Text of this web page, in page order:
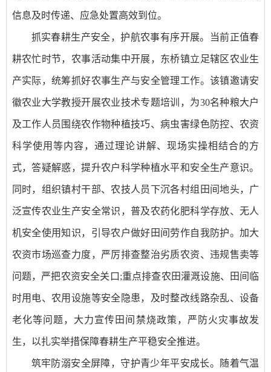
信息及时传递、应急处置高效到位。
抓实春耕生产安全，护航农事有序开展。当前正值春
耕农忙时节，农事活动集中开展，东桥镇立足辖区农业生
产实际，统筹抓好农事生产与安全管理工作。该镇邀请安
徽农业大学教授开展农业技术专题培训，为30名种粮大户
及工作人员围绕农作物种植技巧、病虫害绿色防控、农资
科学使用等内容，通过理论讲解、现场实操相结合的方
式，答疑解惑，提升农户科学种植水平和安全生产意识。
同时，组织镇村干部、农技人员下沉各村组田间地头，广
泛宣传农业生产安全常识，普及农药化肥科学存放、无人
机安全使用知识，引导农户做好田间劳作自我防护。加大
农资市场巡查力度，严厉排查整治劣质农资、违规售卖等
问题，严把农资安全关口;重点排查农田灌溉设施、田间临
时用电、农用设施等安全隐患，及时整改线路杂乱、设备
老化等问题，大力宣传田间禁烧政策，严防火灾事故发
生，以扎实举措保障春耕生产平稳安全推进。
筑牢防溺安全屏障，守护青少年平安成长。随着气温